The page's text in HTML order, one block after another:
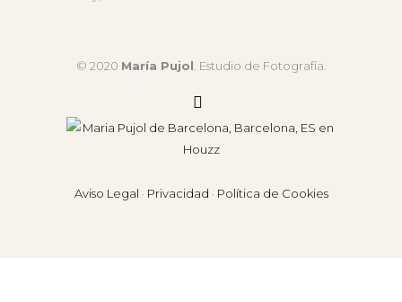
© 2020 María Pujol. Estudio de Fotografía.
Aviso Legal · Privacidad · Política de Cookies